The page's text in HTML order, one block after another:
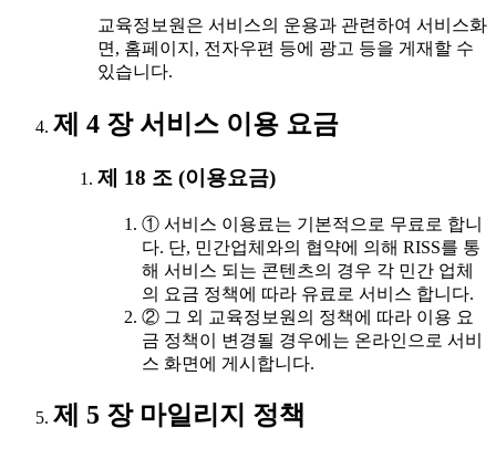
교육정보원은 서비스의 운용과 관련하여 서비스화
면, 홈페이지, 전자우편 등에 광고 등을 게재할 수
있습니다.
제 4 장 서비스 이용 요금
제 18 조 (이용요금)
① 서비스 이용료는 기본적으로 무료로 합니
다. 단, 민간업체와의 협약에 의해 RISS를 통
해 서비스 되는 콘텐츠의 경우 각 민간 업체
의 요금 정책에 따라 유료로 서비스 합니다.
② 그 외 교육정보원의 정책에 따라 이용 요
금 정책이 변경될 경우에는 온라인으로 서비
스 화면에 게시합니다.
제 5 장 마일리지 정책